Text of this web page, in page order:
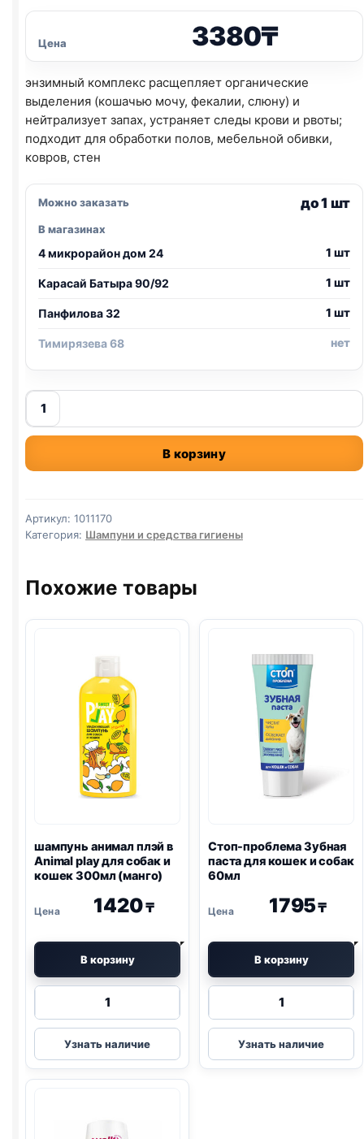
Цена 3380₸
энзимный комплекс расщепляет органические
выделения (кошачью мочу, фекалии, слюну) и
нейтрализует запах, устраняет следы крови и рвоты;
подходит для обработки полов, мебельной обивки,
ковров, стен
Можно заказать до 1 шт
В магазинах
4 микрорайон дом 24 1 шт
Карасай Батыра 90/92 1 шт
Панфилова 32 1 шт
Тимирязева 68 нет
Количество
товара
Well
очиститель
нейтрализатором
запаха
собак
(цитрус)
В корзину
Артикул: 1011170
Категория: Шампуни и средства гигиены
Похожие товары
шампунь анимал плэй в
Animal play для собак и
кошек 300мл (манго)
1420₸
В корзину
Количество
шампунь
анимал
плэй
Узнать наличие
Стоп-проблема Зубная
паста для кошек и собак
60мл
1795₸
В корзину
Количество
Стоп-
проблема
Зубная
Узнать наличие